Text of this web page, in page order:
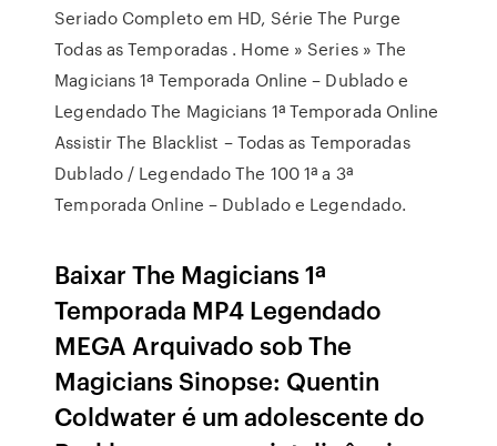
Seriado Completo em HD, Série The Purge
Todas as Temporadas . Home » Series » The
Magicians 1ª Temporada Online – Dublado e
Legendado The Magicians 1ª Temporada Online
Assistir The Blacklist – Todas as Temporadas
Dublado / Legendado The 100 1ª a 3ª
Temporada Online – Dublado e Legendado.
Baixar The Magicians 1ª
Temporada MP4 Legendado
MEGA Arquivado sob The
Magicians Sinopse: Quentin
Coldwater é um adolescente do